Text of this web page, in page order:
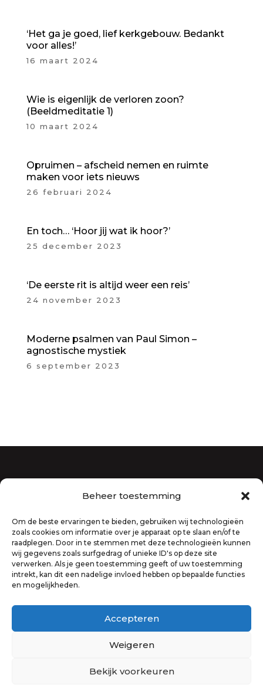
Beheer toestemming
Om de beste ervaringen te bieden, gebruiken wij technologieën
zoals cookies om informatie over je apparaat op te slaan en/of te
raadplegen. Door in te stemmen met deze technologieën kunnen
wij gegevens zoals surfgedrag of unieke ID's op deze site
verwerken. Als je geen toestemming geeft of uw toestemming
intrekt, kan dit een nadelige invloed hebben op bepaalde functies
en mogelijkheden.
Accepteren
Weigeren
Bekijk voorkeuren
‘Het ga je goed, lief kerkgebouw. Bedankt
voor alles!’
16 maart 2024
Wie is eigenlijk de verloren zoon?
(Beeldmeditatie 1)
10 maart 2024
Opruimen – afscheid nemen en ruimte
maken voor iets nieuws
26 februari 2024
En toch… ‘Hoor jij wat ik hoor?’
25 december 2023
‘De eerste rit is altijd weer een reis’
24 november 2023
Moderne psalmen van Paul Simon –
agnostische mystiek
6 september 2023
Gebouw De Parel
Gebouw De Donk
Vieringen
Predikant
Mail ons
Geschiedenis